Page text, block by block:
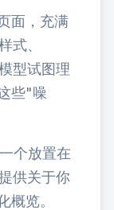
面，充满
式、
型试图理
些"噪
个放置在
供关于你
概览。